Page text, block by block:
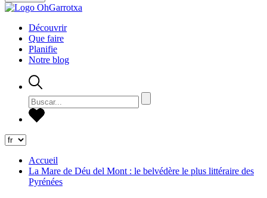
Découvrir
Que faire
Planifie
Notre blog
Accueil
La Mare de Déu del Mont : le belvédère le plus littéraire des
Pyrénées